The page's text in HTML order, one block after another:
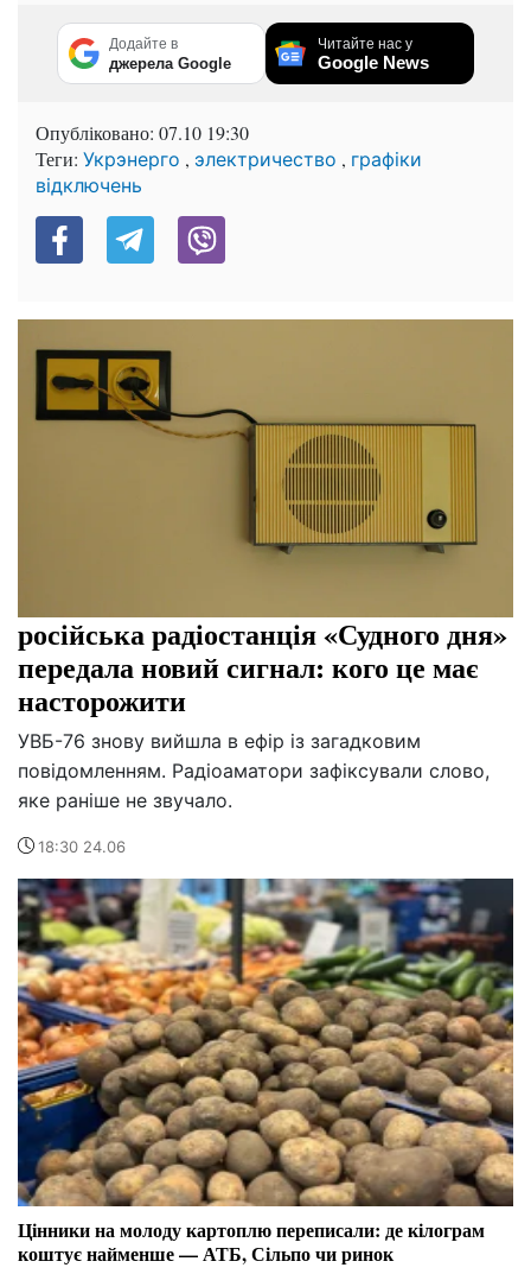
Додайте в
джерела Google
Читайте нас у
Google News
Опубліковано: 07.10 19:30
Теги: Укрэнерго , электричество , графіки
відключень
російська радіостанція «Судного дня»
передала новий сигнал: кого це має
насторожити
УВБ-76 знову вийшла в ефір із загадковим
повідомленням. Радіоаматори зафіксували слово,
яке раніше не звучало.
18:30 24.06
Цінники на молоду картоплю переписали: де кілограм
коштує найменше — АТБ, Сільпо чи ринок